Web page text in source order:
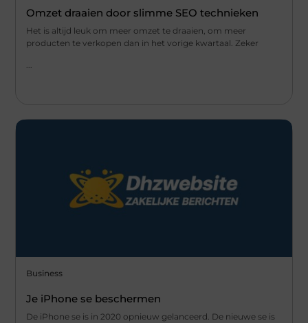
Omzet draaien door slimme SEO technieken
Het is altijd leuk om meer omzet te draaien, om meer
producten te verkopen dan in het vorige kwartaal. Zeker
...
Business
Je iPhone se beschermen
De iPhone se is in 2020 opnieuw gelanceerd. De nieuwe se is